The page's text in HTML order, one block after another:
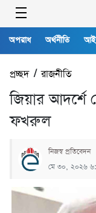
অপরাধ অর্থনীতি
প্রচ্ছদ/রাজনীতি
জিয়ার আদর্শে
ফখরুল
নিজস্ব প্রতিবেদন
মে ৩০, ২০২৬